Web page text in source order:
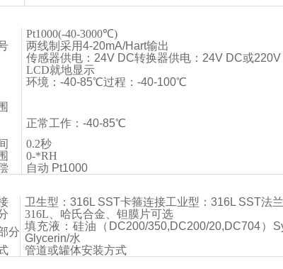
Pt1000(-40-3000℃)
两线制采用4-20mA/Hart输出
传感器供电：24V DC转换器供电：24V DC或220V
LCD就地显示
环境：-40-85℃过程：-40-100℃
正常工作：-40-85℃
0.2秒
0-*RH
自动 Pt1000
卫生型：316L SST卡箍连接工业型：316L SST法
316L、哈氏合金、钽膜片可选
分 填充液：硅油（DC200/350,DC200/20,DC704）
Glycerin/水
管道或罐体安装方式